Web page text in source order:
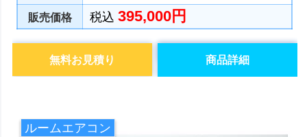
販売価格 税込395,000円
商品詳細
無料お見積り
ルームエアコン